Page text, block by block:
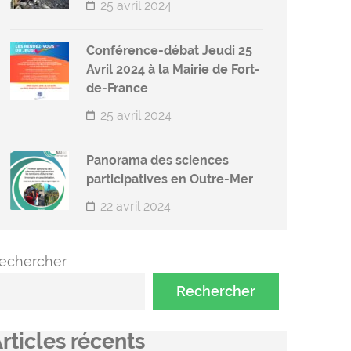
25 avril 2024
Conférence-débat Jeudi 25
Avril 2024 à la Mairie de Fort-
de-France
25 avril 2024
Panorama des sciences
participatives en Outre-Mer
22 avril 2024
Rechercher
récents